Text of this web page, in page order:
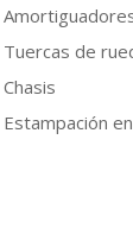
Tuercas de
Chasis
Estampación